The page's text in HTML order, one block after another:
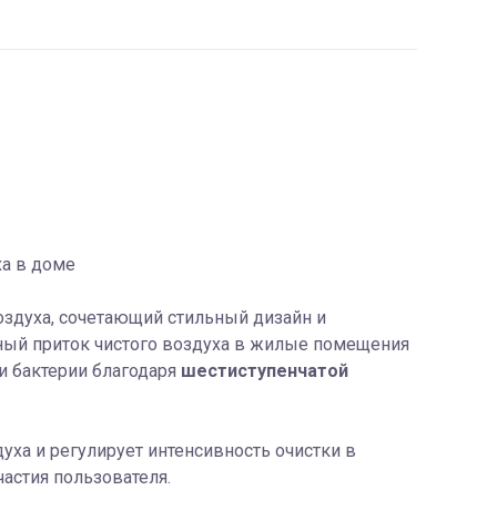
в доме
сочетающий стильный дизайн и
приток чистого воздуха в жилые помещения
благодаря шестиступенчатой
и регулирует интенсивность очистки в
пользователя.